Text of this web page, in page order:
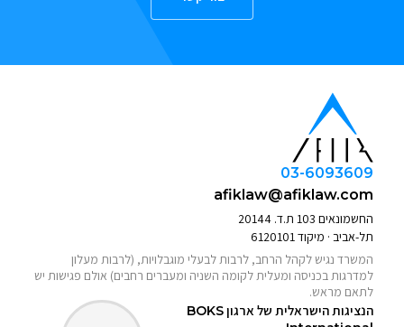
03-6093609
afiklaw@afiklaw.com
החשמונאים 103 ת.ד. 20144
תל-אביב · מיקוד 6120101
המשרד נגיש לקהל הרחב, לרבות לבעלי מוגבלויות, (לרבות מעלון
למדרגות בכניסה ומעלית לקומה השניה ומעברים רחבים) אולם פגישות יש
לתאם מראש.
הנציגות הישראלית של ארגוןBOKS